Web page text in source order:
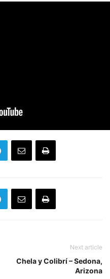
Next article
Chela y Colibrí – Sedona,
Arizona